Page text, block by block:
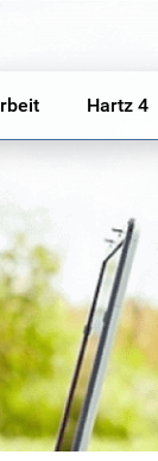
Hartz 4